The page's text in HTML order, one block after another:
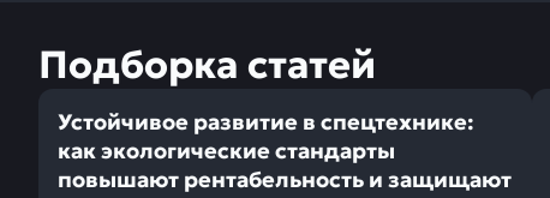
Подборка статей
Устойчивое развитие в спецтехнике:
как экологические стандарты
повышают рентабельность и защищают